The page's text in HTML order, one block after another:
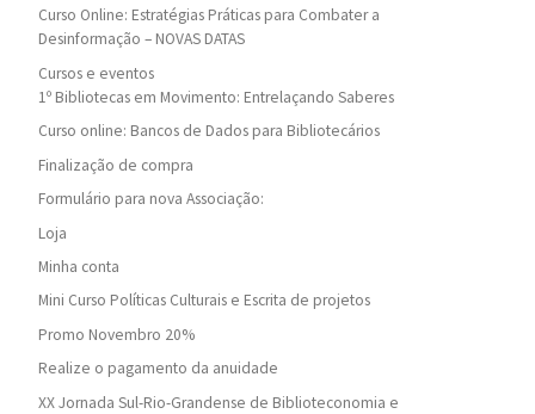
Curso Online: Estratégias Práticas para Combater a
Desinformação – NOVAS DATAS
Cursos e eventos
1º Bibliotecas em Movimento: Entrelaçando Saberes
Curso online: Bancos de Dados para Bibliotecários
Finalização de compra
Formulário para nova Associação:
Loja
Minha conta
Mini Curso Políticas Culturais e Escrita de projetos
Promo Novembro 20%
Realize o pagamento da anuidade
XX Jornada Sul-Rio-Grandense de Biblioteconomia e